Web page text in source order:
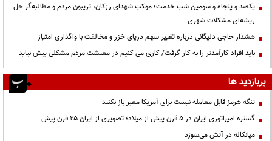
یکصد و پنجاه و سومین شب خدمت؛ موکب شهدای رزکان، تریبون مردم و مطالبه‌گر حل
ریشه‌ای مشکلات شهری
هشدار حاجی دلیگانی درباره تغییر سهم دریای خزر و مخالفت با واگذاری امتیاز
باید افراد کارآمدتر را به کار گرفت/ کاری می کنیم در معیشت مردم مشکلی پیش نیاید
پربازدید ها
تنگه هرمز قابل معامله نیست برای آمریکا معبر باز نکنید
گستره امپراتوری ایران در ۵ قرن پیش از میلاد؛ تصویری از ایران ۲۵ قرن پیش
میانکاله در آتش می‌سوزد